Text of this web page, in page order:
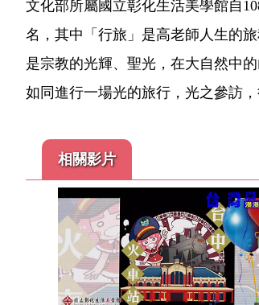
文化部所屬國立彰化生活美學館自
名，其中「行旅」是高老師人生的
是宗教的光輝、聖光，在大自然中
如同進行一場光的旅行，光之參訪
相關影片